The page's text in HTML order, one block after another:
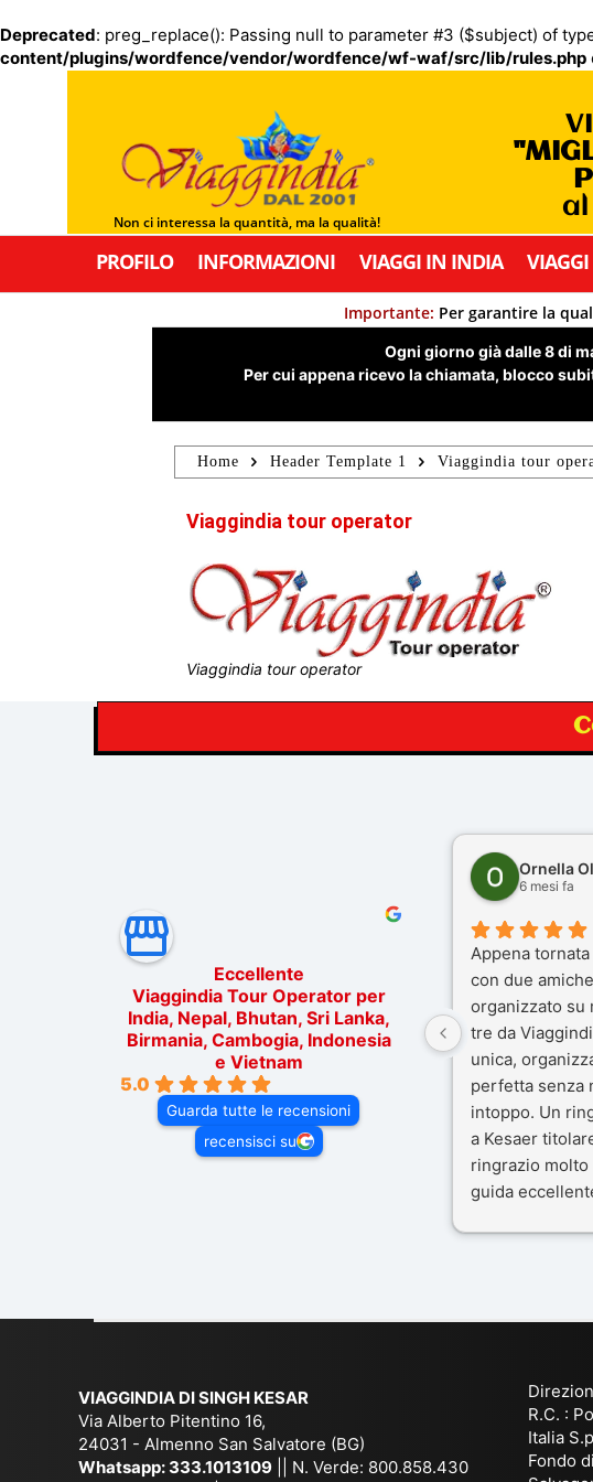
Deprecated: preg_replace(): Passing null to parameter #3 ($subject) of
content/plugins/wordfence/vendor/wordfence/wf-waf/src/lib/rules.php
Non ci interessa la quantità, ma la qualità!
al
PROFILO INFORMAZIONI VIAGGI IN INDIA
Importante: Per garantire la
Ogni giorno già dalle 8 di
Per cui appena ricevo la chiamata, blocco
Home Header Template 1 Viaggindia tour
Viaggindia tour operator
Viaggindia tour operator
Eccellente
Viaggindia Tour Operator per
India, Nepal, Bhutan, Sri Lanka,
Birmania, Cambogia, Indonesia
e Vietnam
5.0
Guarda tutte le recensioni
recensisci su
Ornella
6 mesi fa
Appena
con due
organizzato su
tre da
unica,
perfetta senza
intoppo. Un
a Kesaer
ringrazio molto
guida
consiglio
VIAGGINDIA DI SINGH KESAR
Via Alberto Pitentino 16,
24031 - Almenno San Salvatore (BG)
Whatsapp: 333.1013109 || N. Verde: 800.858.430
R.C. :
Italia
Fondo